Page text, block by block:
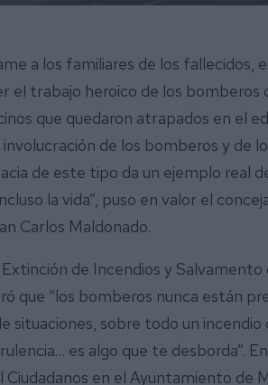
a los familiares de los fallecidos,
el trabajo heroico de los bomberos
que quedaron atrapados en el
de los bomberos y de
de este tipo da un ejemplo real
la vida”, puso en valor el
Carlos Maldonado.
de Incendios y Salvamento
que “los bomberos nunca están
sobre todo un incendio
es algo que te desborda”.
en el Ayuntamiento de